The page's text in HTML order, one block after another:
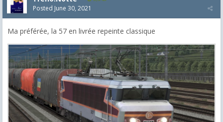
Posted June 30, 2021
Ma préférée, la 57 en livrée repeinte classique